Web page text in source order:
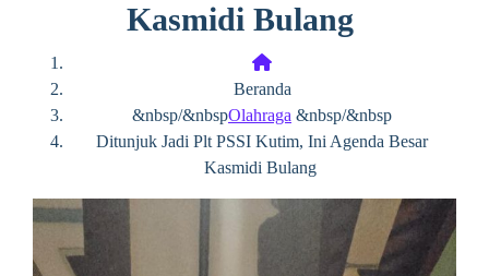
Kasmidi Bulang
Beranda
&nbsp/&nbspOlahraga &nbsp/&nbsp
Ditunjuk Jadi Plt PSSI Kutim, Ini Agenda Besar
Kasmidi Bulang